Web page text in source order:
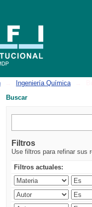
Ingeniería Química
Buscar
Filtros
Use filtros para refinar sus
Filtros actuales: